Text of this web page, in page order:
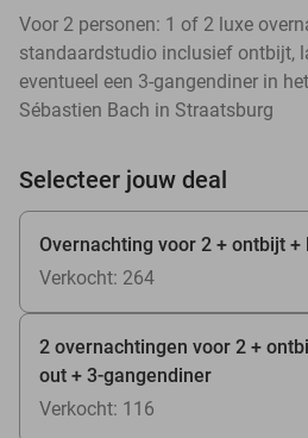
Voor 2 personen: 1 of 2 luxe
standaardstudio inclusief ontbijt,
eventueel een 3-gangendiner in
Sébastien Bach in Straatsburg
Selecteer jouw deal
Overnachting voor 2 + ontbijt +
Verkocht: 264
2 overnachtingen voor 2 +
out + 3-gangendiner
Verkocht: 116